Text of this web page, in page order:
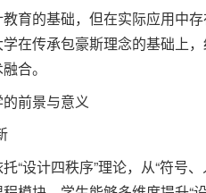
育的基础，但在实际应用中
在传承包豪斯理念的基础上
合。
前景与意义
“设计四秩序”理论，从“符号